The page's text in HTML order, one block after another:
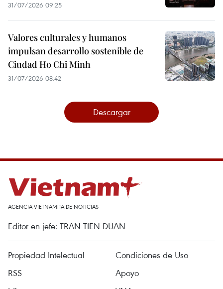
31/07/2026 09:25
Valores culturales y humanos
impulsan desarrollo sostenible de
Ciudad Ho Chi Minh
31/07/2026 08:42
Descargar
AGENCIA VIETNAMITA DE NOTICIAS
Editor en jefe: TRAN TIEN DUAN
Propiedad Intelectual
Condiciones de Uso
RSS
Apoyo